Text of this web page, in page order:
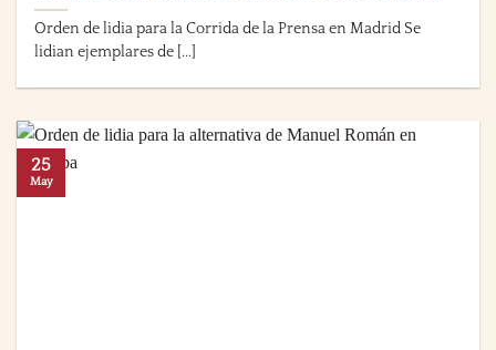
Orden de lidia para la Corrida de la Prensa en Madrid Se
lidian ejemplares de [...]
25
May